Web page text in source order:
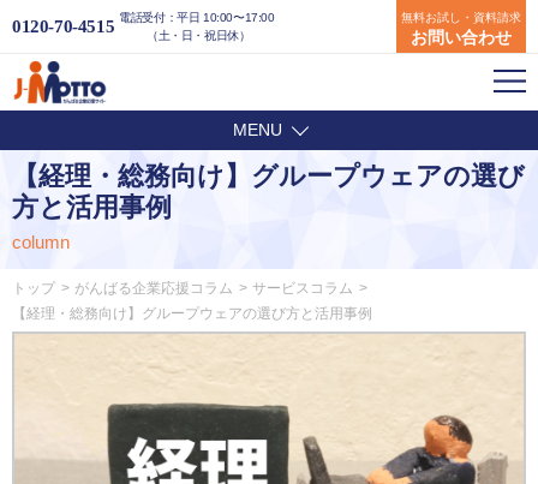
0120-70-4515 電話受付：平日 10:00〜17:00
（土・日・祝日休）
無料お試し・資料請求
お問い合わせ
MENU
【経理・総務向け】グループウェアの選び
方と活用事例
column
トップ がんばる企業応援コラム
サービスコラム
【経理・総務向け】グループウェアの選び方と活用事例